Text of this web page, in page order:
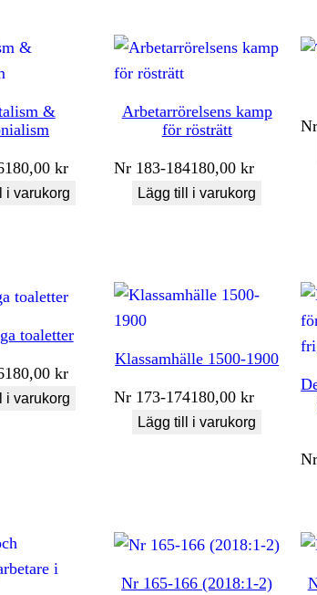
&
180,00 kr
i varukorg
Arbetarrörelsens kamp
för rösträtt
Nr 183-184180,00kr
Lägg till i varukorg
Nr
toaletter
180,00 kr
i varukorg
Klassamhälle 1500-1900
Nr 173-174180,00kr
Lägg till i varukorg
Nr
Nr 165-166 (2018:1-2)